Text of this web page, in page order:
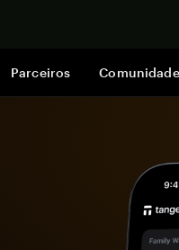
Parceiros Comunidade